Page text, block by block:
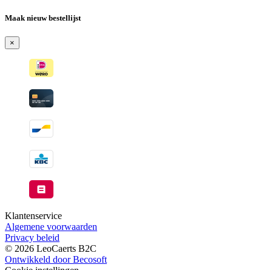
-
verzonden
wanneer
beschikbaar
Maak nieuw bestellijst
×
Klantenservice
Algemene voorwaarden
Privacy beleid
© 2026 LeoCaerts B2C
Ontwikkeld door Becosoft